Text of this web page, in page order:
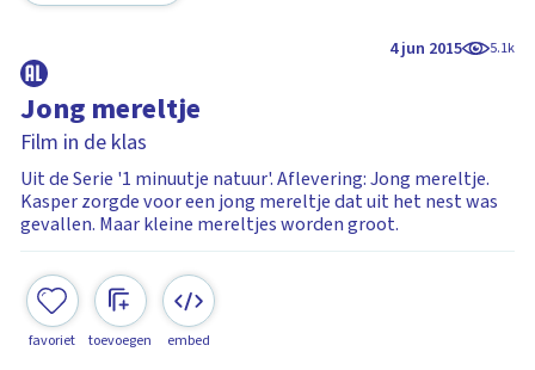
4 jun 2015 5.1k
Jong mereltje
Film in de klas
Uit de Serie '1 minuutje natuur'. Aflevering: Jong mereltje.
Kasper zorgde voor een jong mereltje dat uit het nest was
gevallen. Maar kleine mereltjes worden groot.
favoriet toevoegen embed